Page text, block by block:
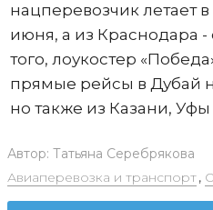
нацперевозчик летает
июня, а из Краснодара
того, лоукостер
прямые рейсы в Дубай
но также из Казани, Уфы
Автор: Татьяна Серебрякова
Авиаперевозка и транспорт,